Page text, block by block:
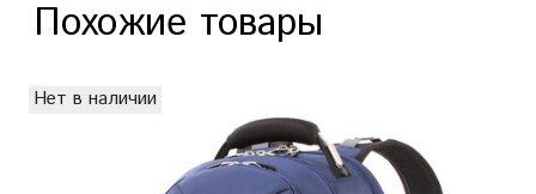
Похожие товары
Нет в наличии